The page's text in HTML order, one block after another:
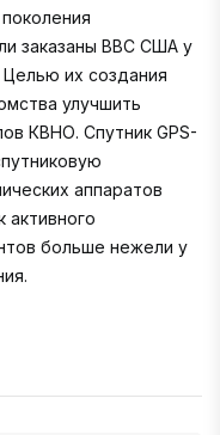
заказаны ВВС США у
их создания
улучшить
КВНО. Спутник GPS-
аппаратов
активного
больше нежели у